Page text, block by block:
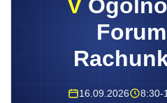
V
16.09.2026 8:30-